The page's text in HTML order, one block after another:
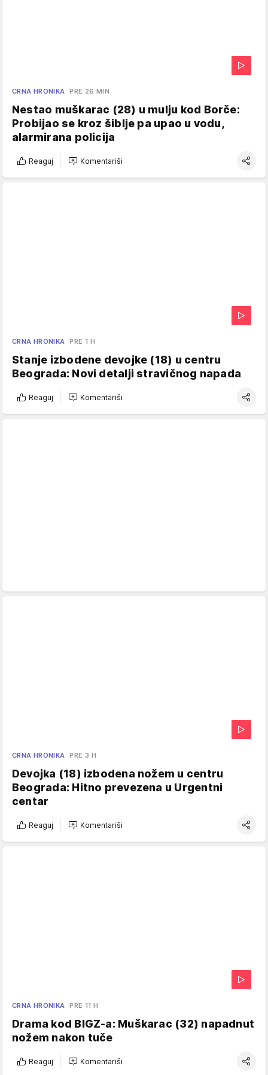
CRNA HRONIKA PRE 26 MIN
Nestao muškarac (28) u mulju kod Borče:
Probijao se kroz šiblje pa upao u vodu,
alarmirana policija
Reaguj Komentariši
CRNA HRONIKA PRE 1 H
Stanje izbodene devojke (18) u centru
Beograda: Novi detalji stravičnog napada
Reaguj Komentariši
CRNA HRONIKA PRE 3 H
Devojka (18) izbodena nožem u centru
Beograda: Hitno prevezena u Urgentni
centar
Reaguj Komentariši
CRNA HRONIKA PRE 11 H
Drama kod BIGZ-a: Muškarac (32) napadnut
nožem nakon tuče
Reaguj Komentariši